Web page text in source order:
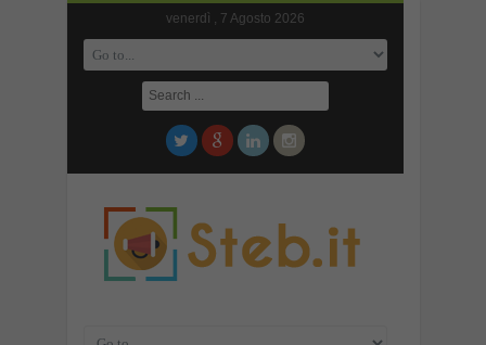
venerdì , 7 Agosto 2026